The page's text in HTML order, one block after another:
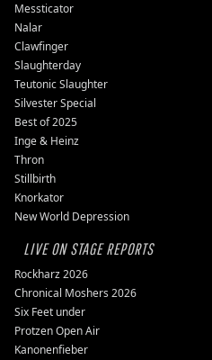
Messticator
Nalar
Clawfinger
Slaughterday
Teutonic Slaughter
Silvester Special
Best of 2025
Inge & Heinz
Thron
Stillbirth
Knorkator
New World Depression
LIVE ON STAGE REPORTS
Rockharz 2026
Chronical Moshers 2026
Six Feet under
Protzen Open Air
Kanonenfieber